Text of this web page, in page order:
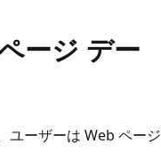
ージ デー
ユーザーは Web ページ